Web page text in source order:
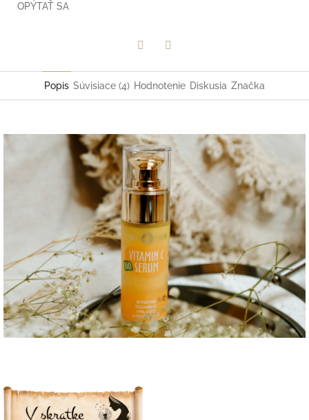
OPÝTAŤ SA
Popis Súvisiace (4) Hodnotenie Diskusia Značka